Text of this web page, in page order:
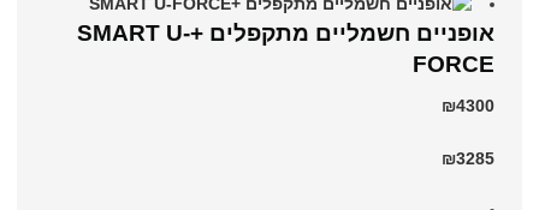
אופניים חשמליים מתקפלים +SMART U-
FORCE
₪4300
₪3285